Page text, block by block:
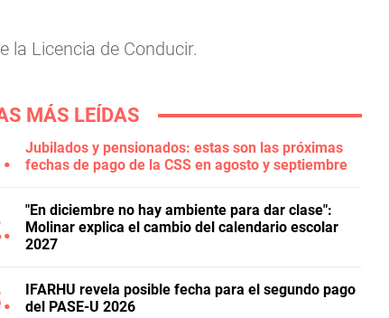
la Licencia de Conducir.
MÁS LEÍDAS
Jubilados y pensionados: estas son las próximas
fechas de pago de la CSS en agosto y septiembre
"En diciembre no hay ambiente para dar clase":
Molinar explica el cambio del calendario escolar
2027
IFARHU revela posible fecha para el segundo pago
del PASE-U 2026